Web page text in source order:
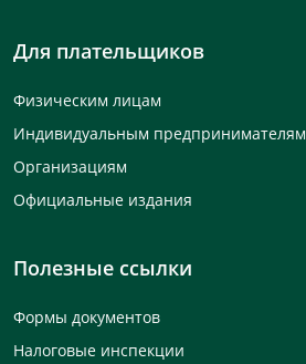
Для плательщиков
Физическим лицам
Индивидуальным предпринимателям
Организациям
Официальные издания
Полезные ссылки
Формы документов
Налоговые инспекции